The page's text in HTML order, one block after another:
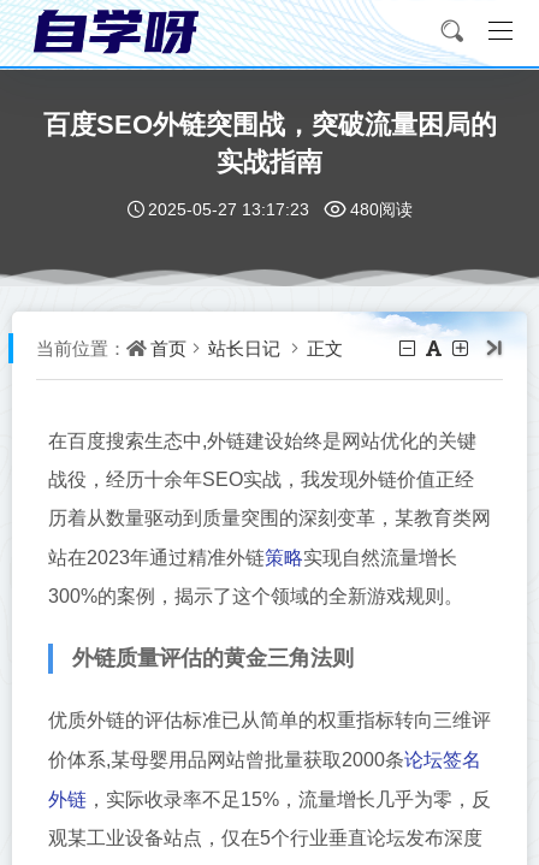
百度SEO外链突围战，突破流量困局的
实战指南
2025-05-27 13:17:23 480阅读
当前位置： 首页 站长日记 正文
在百度搜索生态中,外链建设始终是网站优化的关键
战役，经历十余年SEO实战，我发现外链价值正经
历着从数量驱动到质量突围的深刻变革，某教育类网
站在2023年通过精准外链策略实现自然流量增长
300%的案例，揭示了这个领域的全新游戏规则。
外链质量评估的黄金三角法则
优质外链的评估标准已从简单的权重指标转向三维评
价体系,某母婴用品网站曾批量获取2000条论坛签名
外链 ，实际收录率不足15%，流量增长几乎为零，反
观某工业设备站点，仅在5个行业垂直论坛发布深度